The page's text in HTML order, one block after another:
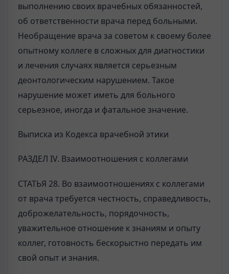
выполнению своих врачебных обязанностей,
об ответственности врача перед больными.
Необращение врача за советом к своему более
опытному коллеге в сложных для диагностики
и лечения случаях является серьезным
деонтологическим нарушением. Такое
нарушение может иметь для больного
серьезное, иногда и фатальное значение.
Выписка из Кодекса врачебной этики
РАЗДЕЛ IV. Взаимоотношения с коллегами
СТАТЬЯ 28. Во взаимоотношениях с коллегами
от врача требуется честность, справедливость,
доброжелательность, порядочность,
уважительное отношение к знаниям и опыту
коллег, готовность бескорыстно передать им
свой опыт и знания.